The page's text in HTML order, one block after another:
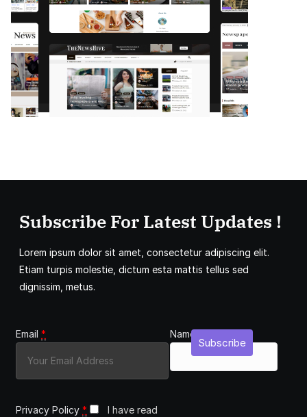
Subscribe For Latest Updates !
Lorem ipsum dolor sit amet, consectetur adipiscing elit.
Etiam turpis molestie, dictum esta mattis tellus sed
dignissim, metus.
Email *
Privacy Policy *
I have read
Name
Subscribe